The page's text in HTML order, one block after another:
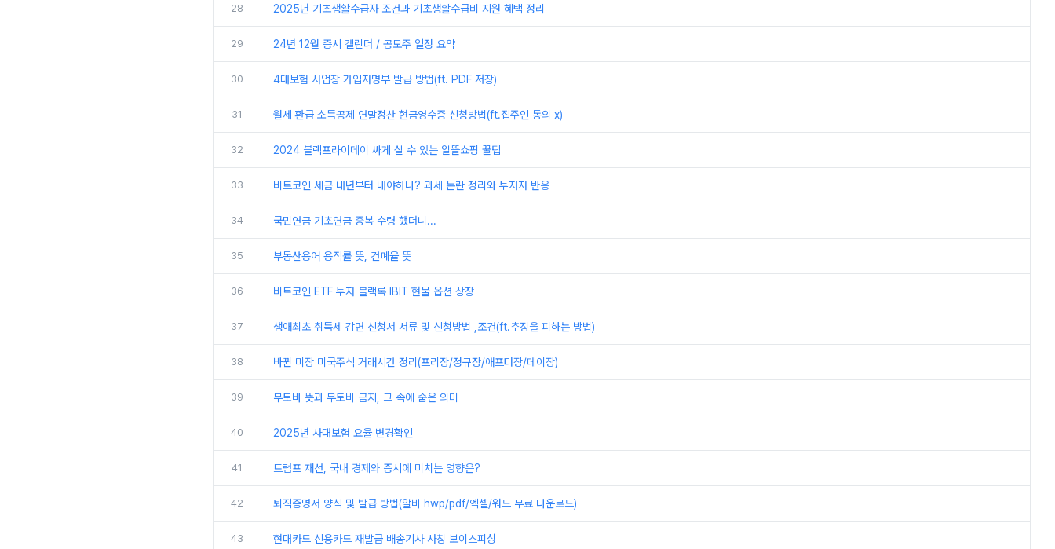
28 2025년 기초생활수급자 조건과 기초생활수급비 지원 혜택 정리
29 24년 12월 증시 캘린더 / 공모주 일정 요약
30 4대보험 사업장 가입자명부 발급 방법(ft. PDF 저장)
31 월세 환급 소득공제 연말정산 현금영수증 신청방법(ft.집주인 동의 x)
32 2024 블랙프라이데이 싸게 살 수 있는 알뜰쇼핑 꿀팁
33 비트코인 세금 내년부터 내야하나? 과세 논란 정리와 투자자 반응
34 국민연금 기초연금 중복 수령 했더니...
35 부동산용어 용적률 뜻, 건폐율 뜻
36 비트코인 ETF 투자 블랙록 IBIT 현물 옵션 상장
37 생애최초 취득세 감면 신청서 서류 및 신청방법 ,조건(ft.추징을 피하는 방법)
38 바뀐 미장 미국주식 거래시간 정리(프리장/정규장/애프터장/데이장)
39 무토바 뜻과 무토바 금지, 그 속에 숨은 의미
40 2025년 사대보험 요율 변경확인
41 트럼프 재선, 국내 경제와 증시에 미치는 영향은?
42 퇴직증명서 양식 및 발급 방법(알바 hwp/pdf/엑셀/워드 무료 다운로드)
43 현대카드 신용카드 재발급 배송기사 사칭 보이스피싱